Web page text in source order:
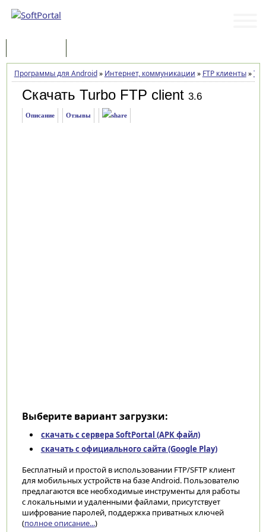
Программы для Android» Интернет, коммуникации » FTP клиенты»
Скачать Turbo FTP client 3.6
Описание Отзывы
Выберите вариант загрузки:
скачать с сервера SoftPortal (APK файл)
скачать с официального сайта (Google Play)
Бесплатный и простой в использовании FTP/SFTP клиент
для мобильных устройств на базе Android. Пользователю
предлагаются все необходимые инструменты для работы
с локальными и удаленными файлами, присутствует
шифрование паролей, поддержка приватных ключей
(полное описание...)